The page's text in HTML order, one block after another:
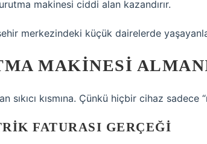
makinesi ciddi alan kazandırır.
merkezindeki küçük dairelerde
MAKINESI
sıkıcı kısmına. Çünkü hiçbir cihaz sadece
FATURASI GERÇEĞI